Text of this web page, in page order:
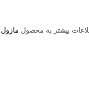
بیشتر به محصول مازول HC05